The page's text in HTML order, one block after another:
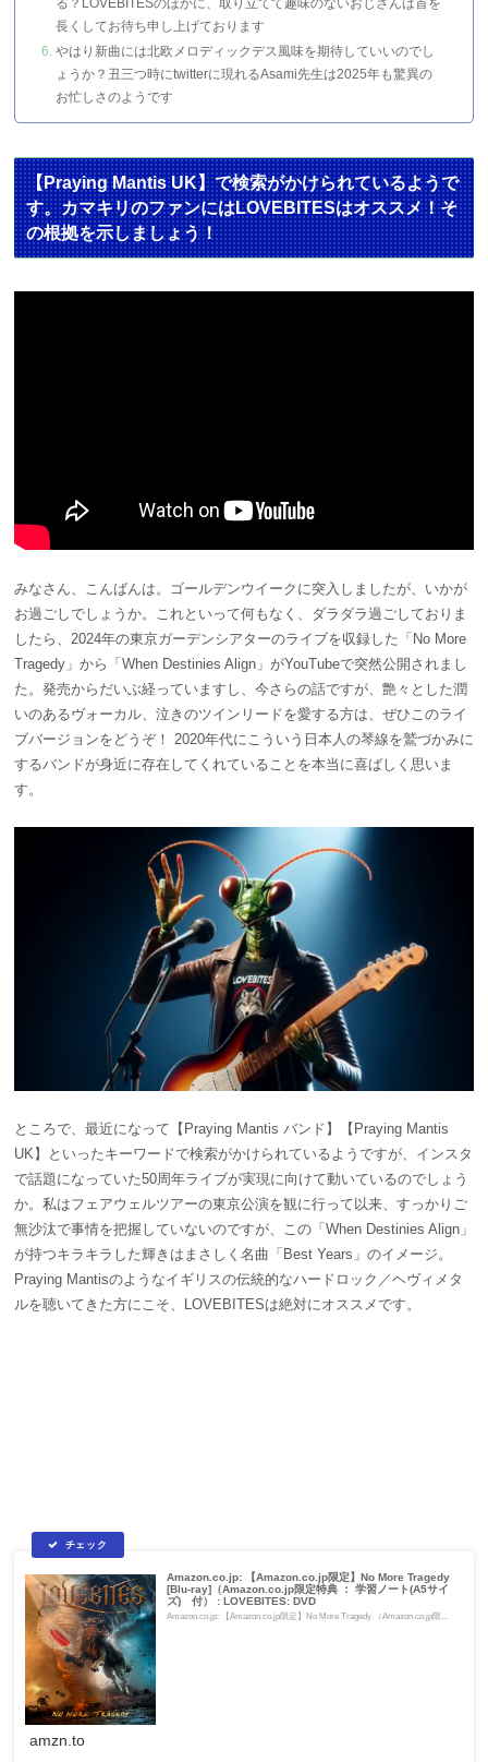
長くしてお待ち申し上げております
やはり新曲には北欧メロディックデス風味を期待していいのでし
ょうか？丑三つ時にtwitterに現れるAsami先生は2025年も驚異の
お忙しさのようです
【Praying Mantis UK】で検索がかけられているようで
す。カマキリのファンにはLOVEBITESはオススメ！そ
の根拠を示しましょう！
みなさん、こんばんは。ゴールデンウイークに突入しましたが、いかが
お過ごしでしょうか。これといって何もなく、ダラダラ過ごしておりま
したら、2024年の東京ガーデンシアターのライブを収録した「No More
Tragedy」から「 When Destinies Align」がYouTubeで突然公開されまし
た。発売からだいぶ経っていますし、今さらの話ですが、艶々とした潤
いのあるヴォーカル、泣きのツインリードを愛する方は、ぜひこのライ
ブバージョンをどうぞ！ 2020年代にこういう日本人の琴線を鷲づかみに
するバンドが身近に存在してくれていることを本当に喜ばしく思いま
す。
ところで、最近になって【Praying Mantis バンド】【Praying Mantis
UK】といったキーワードで検索がかけられているようですが、インスタ
で話題になっていた50周年ライブが実現に向けて動いているのでしょう
か。私はフェアウェルツアーの東京公演を観に行って以来、すっかりご
無沙汰で事情を把握していないのですが、この「 When Destinies Align」
が持つキラキラした輝きはまさしく名曲「Best Years」のイメージ。
Praying Mantisのようなイギリスの伝統的なハードロック／ヘヴィメタ
ルを聴いてきた方にこそ、LOVEBITESは絶対にオススメです。
Amazon.co.jp: 【Amazon.co.jp限定】No More Tragedy
[Blu-ray]（Amazon.co.jp限定特典 ： 学習ノート(A5サイ
ズ) 付） : LOVEBITES: DVD
Amazon.co.jp: 【Amazon.co.jp限定】No More Tragedy （Amazon.co.jp限...
amzn.to